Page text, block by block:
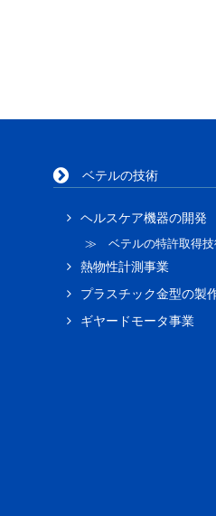
ベテルの技術
ヘルスケア機器の開発
≫ ベテルの特許取得技
熱物性計測事業
プラスチック金型の製
ギヤードモータ事業